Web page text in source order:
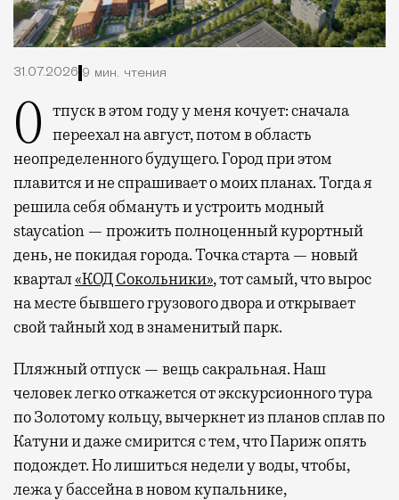
31.07.2026 9 мин. чтения
Отпуск в этом году у меня кочует: сначала переехал на август, потом в область
неопределенного будущего. Город при этом
плавится и не спрашивает о моих планах. Тогда я
решила себя обмануть и устроить модный
staycation — прожить полноценный курортный
день, не покидая города. Точка старта — новый
квартал«КОД Сокольники», тот самый, что вырос
на месте бывшего грузового двора и открывает
свой тайный ход в знаменитый парк.
Пляжный отпуск — вещь сакральная. Наш
человек легко откажется от экскурсионного тура
по Золотому кольцу, вычеркнет из планов сплав по
Катуни и даже смирится с тем, что Париж опять
подождет. Но лишиться недели у воды, чтобы,
лежа у бассейна в новом купальнике,